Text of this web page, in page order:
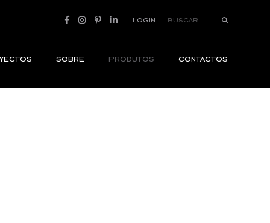
login
sobre produtos contactos